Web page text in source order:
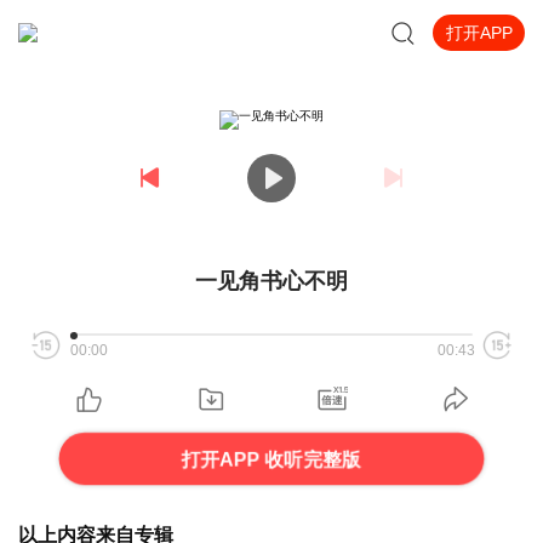
打开APP
一见角书心不明
00:00 00:43
打开APP 收听完整版
以上内容来自专辑